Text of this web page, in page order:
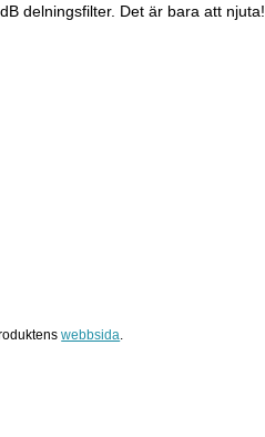
delningsfilter. Det är bara att njuta!
webbsida